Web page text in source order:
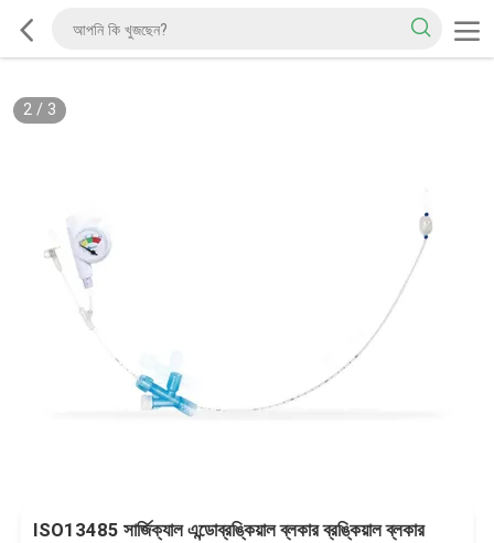
2/ 3
ISO13485 সার্জিক্যাল এন্ডোব্রঙ্কিয়াল ব্লকার ব্রঙ্কিয়াল ব্লকার